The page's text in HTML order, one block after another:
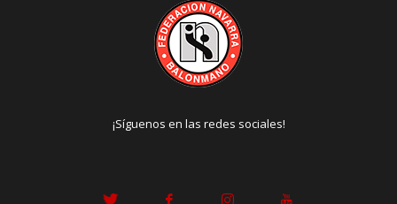
¡Síguenos en las redes sociales!